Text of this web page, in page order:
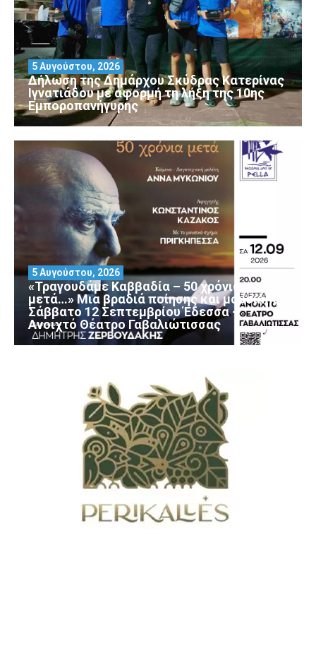
Δήλωση της Δημάρχου Σκύδρας Κατερίνας
Ιγνατιάδου με αφορμή τη λήξη της 10ης
Εμποροπανήγυρης
5 Αυγούστου, 2026
«Τραγουδάμε Καββαδία – 50 χρόνια
μετά…» Μια βραδιά ποίησης και μουσικής
Σάββατο 12 Σεπτεμβρίου Έδεσσα –
Ανοιχτό Θέατρο Γαβαλιώτισσας
5 Αυγούστου, 2026